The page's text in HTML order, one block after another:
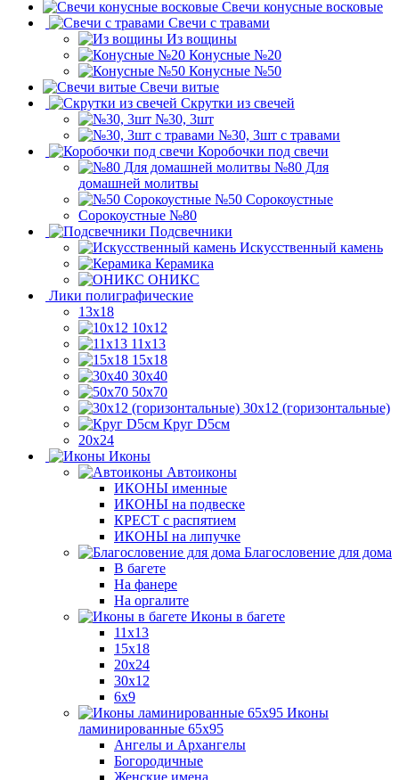
Свечи конусные восковые
Свечи с травами
Из вощины
Конусные №20
Конусные №50
Свечи витые
Скрутки из свечей
№30, 3шт
№30, 3шт с травами
Коробочки под свечи
№80 Для
домашней молитвы
№50 Сорокоустные
Сорокоустные №80
Подсвечники
Искусственный камень
Керамика
ОНИКС
Лики полиграфические
13x18
10x12
11х13
15х18
30x40
50x70
30x12 (горизонтальные)
Круг D5см
20х24
Иконы
Автоиконы
ИКОНЫ именные
ИКОНЫ на подвеске
КРЕСТ с распятием
ИКОНЫ на липучке
Благословение для дома
В багете
На фанере
На оргалите
Иконы в багете
11x13
15x18
20x24
30х12
6x9
Иконы
ламинированные 65x95
Ангелы и Архангелы
Богородичные
Женские имена